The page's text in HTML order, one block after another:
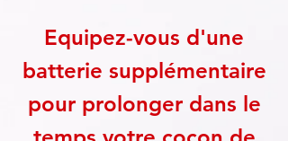
Equipez-vous d'une
batterie supplémentaire
pour prolonger dans le